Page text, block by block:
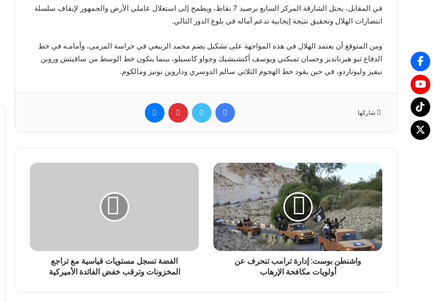
في المقابل، يحتل الشارقة المركز السابع برصيد 7 نقاط، ويطمح إلى استغلال عاملي الأرض والجمهور لإيقاف سلسلة
انتصارات الهلال وتحقيق نتيجة إيجابية تدعم آماله في بلوغ الدور التالي.
ومن المتوقع أن يعتمد الهلال في هذه المواجهة على تشكيل يضم محمد الربيعي في حراسة المرمى، وأمامـه في خط
الدفاع ثيو هيرنانديز وحسان تمبكتي ويوسف أكتشيشيك وجواو كانسيلو، بينما يتكون خط الوسط من سافيتش وروبن
نيفيز وليوناردو، في حين يقود خط الهجوم الثلاثي سالم الدوسري وداروين نونيز ومالكوم.
شاركها
فيسبوك تويتر بينتيريست
واشنطن بوست: إدارة ترامب تنحرف عن
أولويات مكافحة الإرهاب
الفضة تسجل مستويات قياسية مع تراجع
المخزونات وترقب خفض الفائدة الأميركية